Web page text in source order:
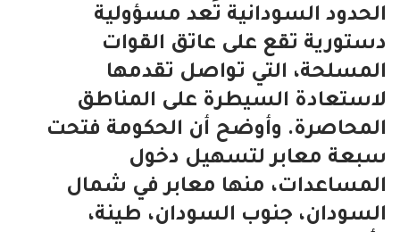
الحدود السودانية تُعد مسؤولية
دستورية تقع على عاتق القوات
المسلحة، التي تواصل تقدمها
لاستعادة السيطرة على المناطق
المحاصرة. وأوضح أن الحكومة فتحت
سبعة معابر لتسهيل دخول
المساعدات، منها معابر في شمال
السودان، جنوب السودان، طينة،